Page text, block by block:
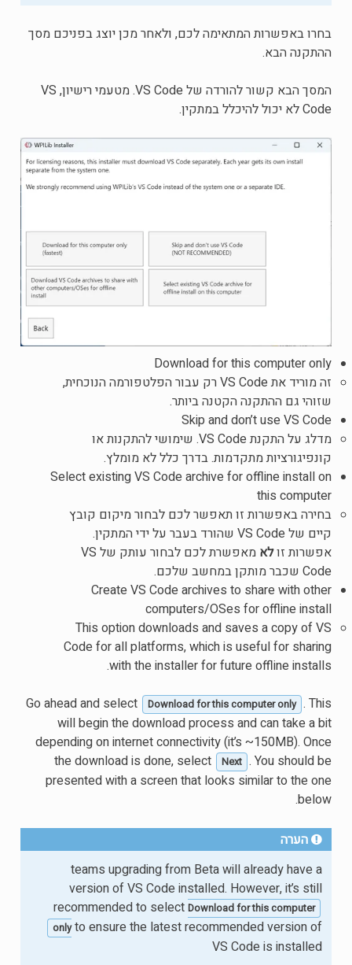
בחרו באפשרות המתאימה לכם, ולאחר מכן יוצג בפניכם מסך
ההתקנה הבא.
המסך הבא קשור להורדה של VS Code. מטעמי רישיון, VS
Code לא יכול להיכלל במתקין.
Download for this computer only
זה מוריד את VS Code רק עבור הפלטפורמה הנוכחית,
שזוהי גם ההתקנה הקטנה ביותר.
Skip and don’t use VS Code
מדלג על התקנת VS Code. שימושי להתקנות או
קונפיגורציות מתקדמות. בדרך כלל לא מומלץ.
Select existing VS Code archive for offline install on
this computer
בחירה באפשרות זו תאפשר לכם לבחור מיקום קובץ
קיים של VS Code שהורד בעבר על ידי המתקין.
אפשרות זולא
מאפשרת לכם לבחור עותק של VS
Code שכבר מותקן במחשב שלכם.
Create VS Code archives to share with other
computers/OSes for offline install
This option downloads and saves a copy of VS
Code for all platforms, which is useful for sharing
with the installer for future offline installs.
Go ahead and select
Download for this computer only . This
will begin the download process and can take a bit
depending on internet connectivity (it’s ~150MB). Once
the download is done, select
Next . You should be
presented with a screen that looks similar to the one
below.
הערה
teams upgrading from Beta will already have a
version of VS Code installed. However, it’s still
recommended to selectDownload for this computer
onlyto ensure the latest recommended version of
VS Code is installed